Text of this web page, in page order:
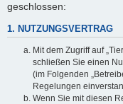
geschlossen:
1. NUTZUNGSVERTRAG
Mit dem Zugriff auf
schließen Sie einen
(im Folgenden
Regelungen
Wenn Sie mit diesen